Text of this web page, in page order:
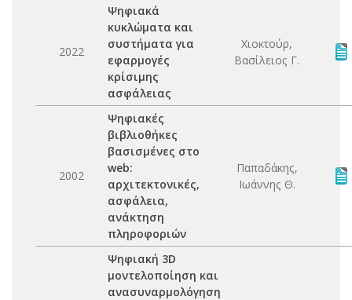
2022
Ψηφιακά
κυκλώματα και
συστήματα για
εφαρμογές
κρίσιμης
ασφάλειας
Χιοκτούρ,
Βασίλειος Γ.
2002
Ψηφιακές
βιβλιοθήκες
βασισμένες στο
web:
αρχιτεκτονικές,
ασφάλεια,
ανάκτηση
πληροφοριών
Παπαδάκης,
Ιωάννης Θ.
Ψηφιακή 3D
μοντελοποίηση και
ανασυναρμολόγηση